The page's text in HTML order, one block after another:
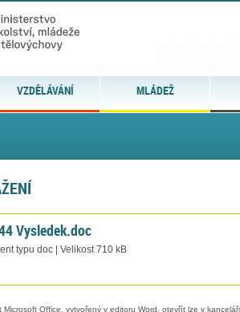
VZDĚLÁVÁNÍ MLÁDEŽ
Vysledek.doc
typu doc | Velikost 710 kB
Office, vytvořený v editoru Word, otevřít lze v